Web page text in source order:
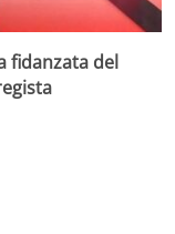
fidanzata del